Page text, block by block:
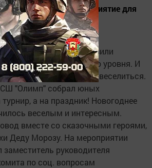
праздничное мероприятие для
старались, привозили
различного уровня. И
пора отдохнуть и повеселиться.
"Олимп" собрал юных
а на праздник! Новогоднее
веселым и интересным.
вместе со сказочными героями,
Деду Морозу. На мероприятии
заместитель руководителя
по соц. вопросам